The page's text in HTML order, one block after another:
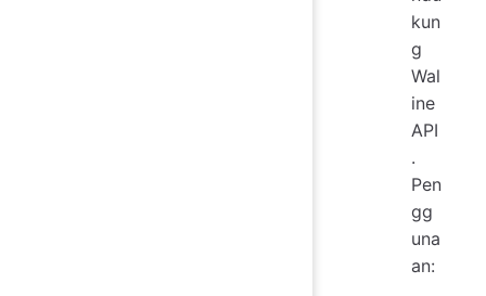
kun
g
Wal
ine
API
.
Pen
gg
una
an: